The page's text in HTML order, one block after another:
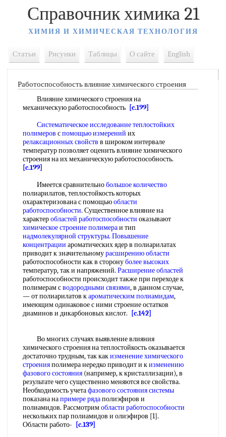
Справочник химика 21
ХИМИЯ И ХИМИЧЕСКАЯ ТЕХНОЛОГИЯ
Статьи Рисунки Таблицы О сайте English
Работоспособность влияние химического строения
Влияние химического строения на
механическую работоспособность [c.199]
Систематическое исследованиетеплостойких
полимеров спомощью измерений их
релаксационных свойств в широком интервале
температур позволяет оценить влияние химического
строения на их механическую работоспособность.
[c.199]
Имеется сравнительнобольшое количество
полиарилатов, теплостойкость которых
охарактеризована с помощьюобласти
работоспособности. Существенное влияние на
характеробластей работоспособности оказывают
химическое строение полимераи тип
надмолекулярной структуры. Повышение
концентрации ароматических ядер в полиарилатах
приводит к значительномурасширению области
работоспособности как в сторонуболее высоких
температур, так и напряжений. Расширение областей
работоспособности происходит также при переходе к
полимерам сводородными связями, в данном случае,
— от полиарилатов кароматическим полиамидам,
имеющим одинаковое с ними строение остатков
диаминов и дикарбоновых кислот.
[c.142]
Во многих случаях выявление влияния
химического строения на теплостойкость оказывается
достаточно трудным, так какизменение химического
строенияполимера нередко приводит и кизменению
фазового состояния (например, к кристаллизации), в
результате чего существенно меняются все свойства.
Необходимость учетафазового состояния системы
показана напримере рядаполиэфиров и
полиамидов. Рассмотримобласти работоспособности
нескольких пар полиамидов и олиэфиров [1].
Области работо-
[c.139]